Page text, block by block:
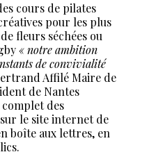
cours de pilates
pour les plus
fleurs séchées ou
« notre ambition
de convivialité
Affilé Maire de
de Nantes
des
le site internet de
boîte aux lettres, en